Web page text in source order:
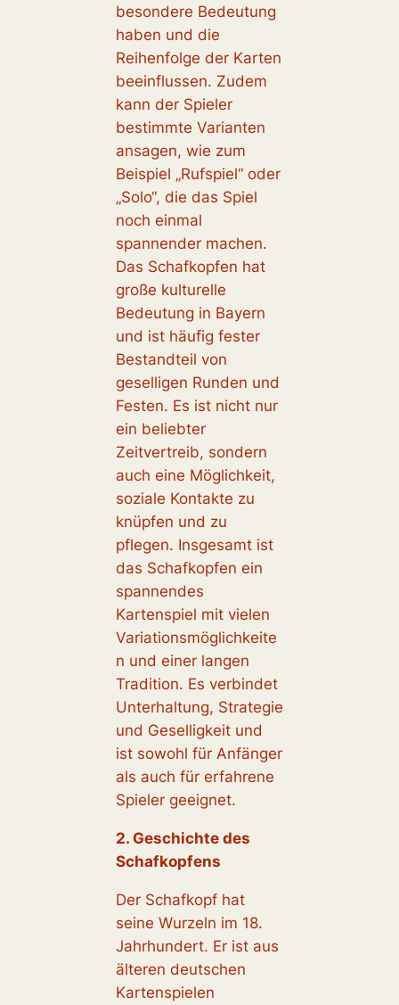
besondere Bedeutung
haben und die
Reihenfolge der Karten
beeinflussen. Zudem
kann der Spieler
bestimmte Varianten
ansagen, wie zum
Beispiel „Rufspiel“ oder
„Solo“, die das Spiel
noch einmal
spannender machen.
Das Schafkopfen hat
große kulturelle
Bedeutung in Bayern
und ist häufig fester
Bestandteil von
geselligen Runden und
Festen. Es ist nicht nur
ein beliebter
Zeitvertreib, sondern
auch eine Möglichkeit,
soziale Kontakte zu
knüpfen und zu
pflegen. Insgesamt ist
das Schafkopfen ein
spannendes
Kartenspiel mit vielen
Variationsmöglichkeite
n und einer langen
Tradition. Es verbindet
Unterhaltung, Strategie
und Geselligkeit und
ist sowohl für Anfänger
als auch für erfahrene
Spieler geeignet.
2. Geschichte des
Schafkopfens
Der Schafkopf hat
seine Wurzeln im 18.
Jahrhundert. Er ist aus
älteren deutschen
Kartenspielen